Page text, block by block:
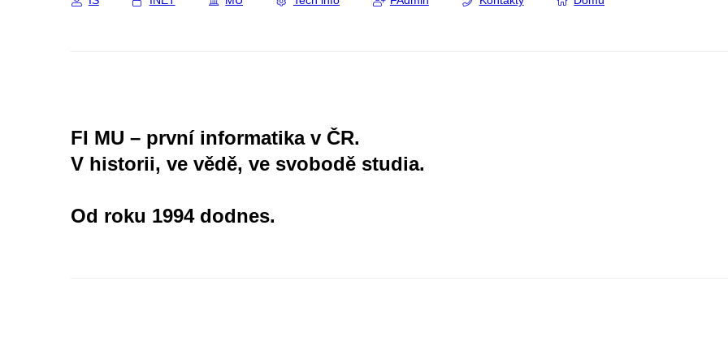
FI MU – první informatika v ČR.
V historii, ve vědě, ve svobodě studia.
Od roku 1994 dodnes.